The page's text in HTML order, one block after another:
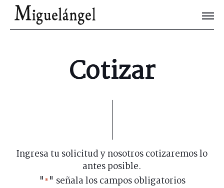
Joyas Únicas
Blog
Cotizar
Ingresa tu solicitud y nosotros cotizaremos lo
antes posible.
"*" señala los campos obligatorios